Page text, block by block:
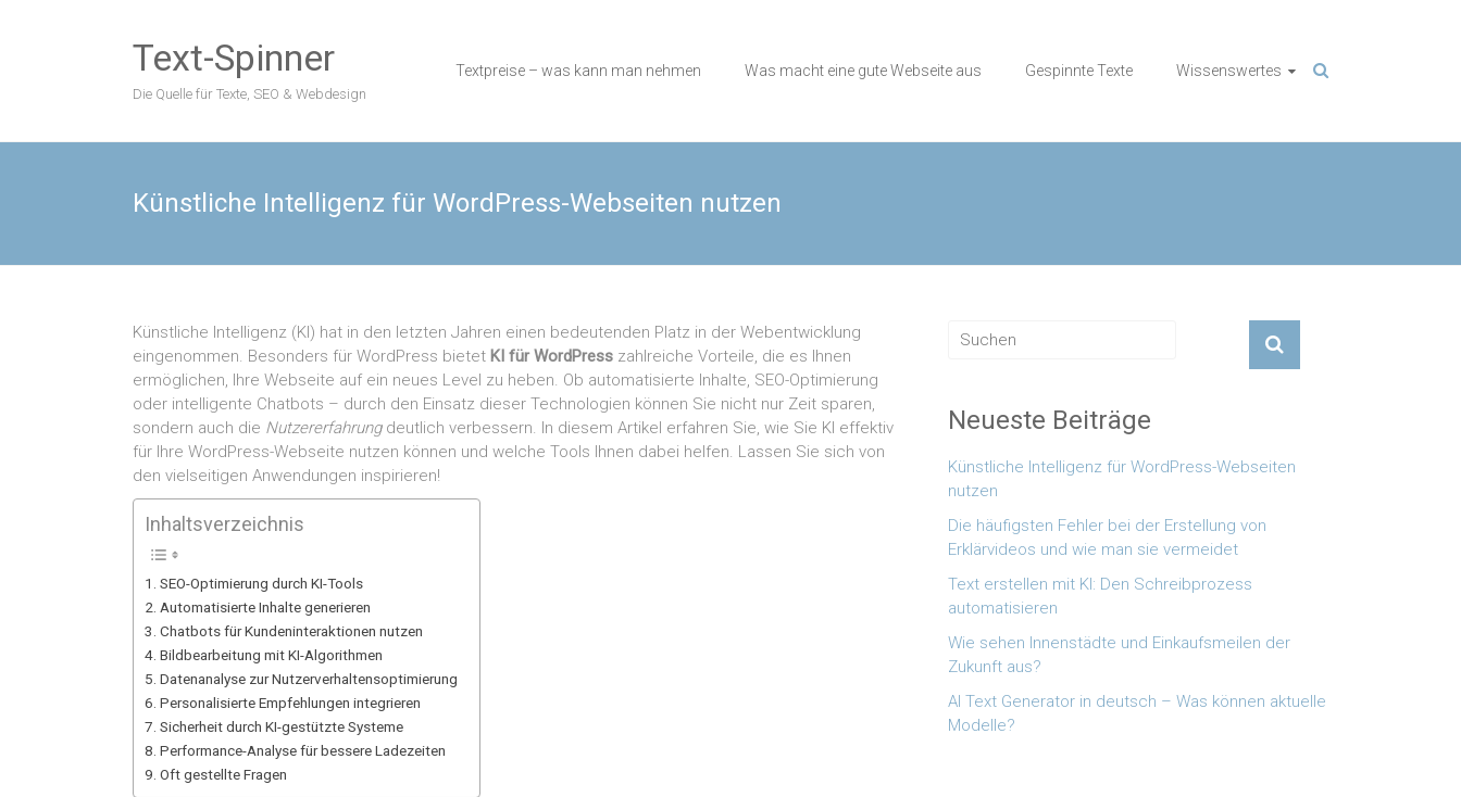
Text-Spinner
Die Quelle für Texte, SEO & Webdesign
Textpreise – was kann man nehmen Was macht eine gute Webseite aus Gespinnte Texte Wissenswertes
Künstliche Intelligenz für WordPress-Webseiten nutzen
Künstliche Intelligenz (KI) hat in den letzten Jahren einen bedeutenden Platz in der Webentwicklung
eingenommen. Besonders für WordPress bietet KI für WordPress zahlreiche Vorteile, die es Ihnen
ermöglichen, Ihre Webseite auf ein neues Level zu heben. Ob automatisierte Inhalte, SEO-Optimierung
oder intelligente Chatbots – durch den Einsatz dieser Technologien können Sie nicht nur Zeit sparen,
sondern auch die Nutzererfahrungdeutlich verbessern. In diesem Artikel erfahren Sie, wie Sie KI effektiv
für Ihre WordPress-Webseite nutzen können und welche Tools Ihnen dabei helfen. Lassen Sie sich von
den vielseitigen Anwendungen inspirieren!
Inhaltsverzeichnis
SEO-Optimierung durch KI-Tools
Automatisierte Inhalte generieren
Chatbots für Kundeninteraktionen nutzen
Bildbearbeitung mit KI-Algorithmen
Datenanalyse zur Nutzerverhaltensoptimierung
Personalisierte Empfehlungen integrieren
Sicherheit durch KI-gestützte Systeme
Performance-Analyse für bessere Ladezeiten
Oft gestellte Fragen
Neueste Beiträge
Künstliche Intelligenz für WordPress-Webseiten
nutzen
Die häufigsten Fehler bei der Erstellung von
Erklärvideos und wie man sie vermeidet
Text erstellen mit KI: Den Schreibprozess
automatisieren
Wie sehen Innenstädte und Einkaufsmeilen der
Zukunft aus?
AI Text Generator in deutsch – Was können aktuelle
Modelle?